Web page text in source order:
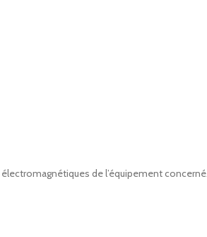
de l’équipement